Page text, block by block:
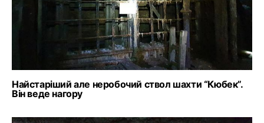
Найстаріший але неробочий ствол шахти “Кюбек”.
Він веде нагору